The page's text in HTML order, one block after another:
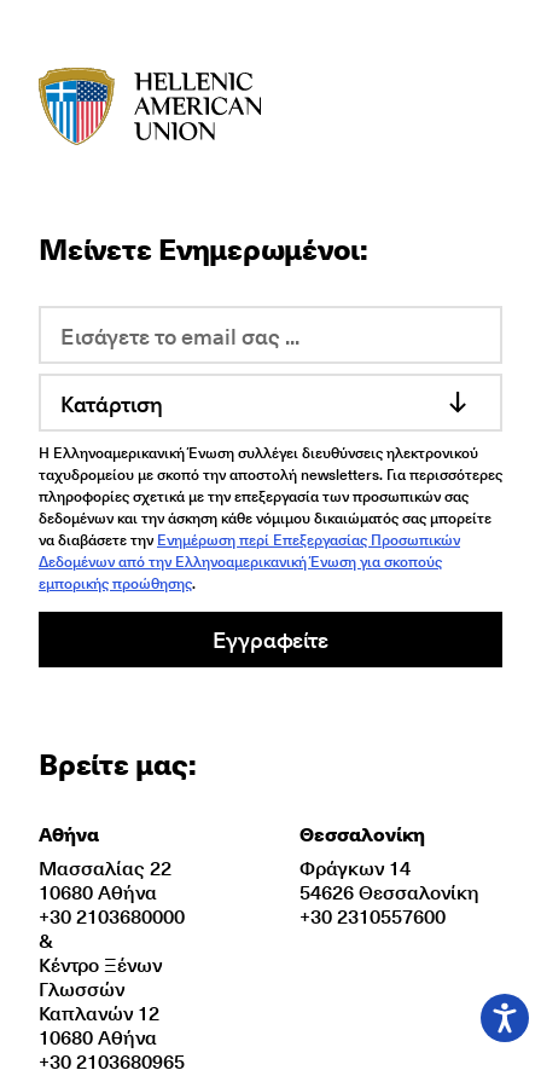
Μείνετε Ενημερωμένοι:
Κατάρτιση
Η Ελληνοαμερικανική Ένωση συλλέγει διευθύνσεις ηλεκτρονικού
ταχυδρομείου με σκοπό την αποστολή newsletters. Για περισσότερες
πληροφορίες σχετικά με την επεξεργασία των προσωπικών σας
δεδομένων και την άσκηση κάθε νόμιμου δικαιώματός σας μπορείτε
να διαβάσετε την Ενημέρωση περί Επεξεργασίας Προσωπικών
Δεδομένων από την Ελληνοαμερικανική Ένωση για σκοπούς
εμπορικής προώθησης.
Εγγραφείτε
Βρείτε μας:
Αθήνα
Μασσαλίας 22
10680 Αθήνα
+30 2103680000
&
Κέντρο Ξένων
Γλωσσών
Καπλανών 12
10680 Αθήνα
+30 2103680965
Θεσσαλονίκη
Φράγκων 14
54626 Θεσσαλονίκη
+30 2310557600